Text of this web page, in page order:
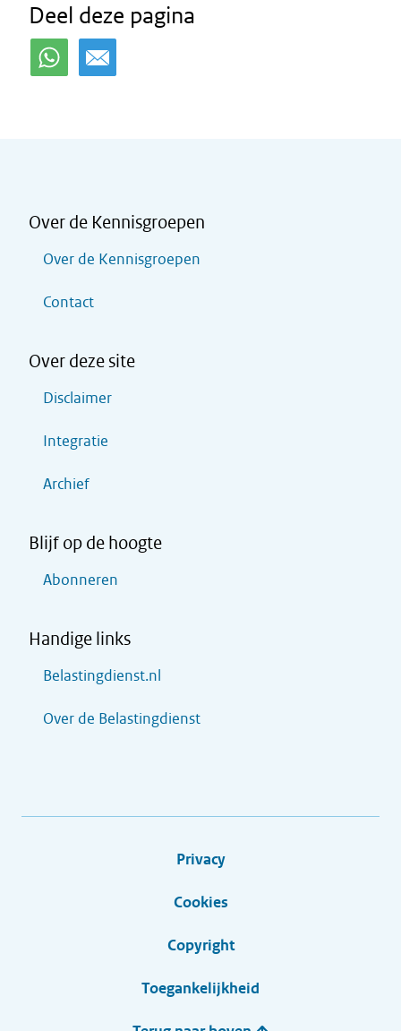
Deel deze pagina
Over de Kennisgroepen
Over de Kennisgroepen
Contact
Over deze site
Disclaimer
Integratie
Archief
Blijf op de hoogte
Abonneren
Handige links
Belastingdienst.nl
Over de Belastingdienst
Privacy
Cookies
Copyright
Toegankelijkheid